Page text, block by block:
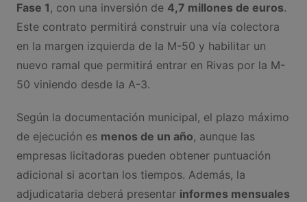
Fase 1, con una inversión de 4,7 millones de euros.
Este contrato permitirá construir una vía colectora
en la margen izquierda de la M-50 y habilitar un
nuevo ramal que permitirá entrar en Rivas por la M-
50 viniendo desde la A-3.
Según la documentación municipal, el plazo máximo
de ejecución es menos de un año, aunque las
empresas licitadoras pueden obtener puntuación
adicional si acortan los tiempos. Además, la
adjudicataria deberá presentar informes mensuales